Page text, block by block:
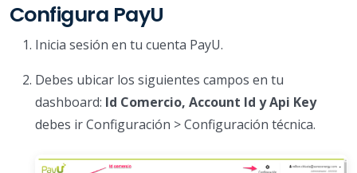
Configura PayU
Inicia sesión en tu cuenta PayU.
Debes ubicar los siguientes campos en tu
dashboard: Id Comercio, Account Id y Api Key
debes ir Configuración > Configuración técnica.